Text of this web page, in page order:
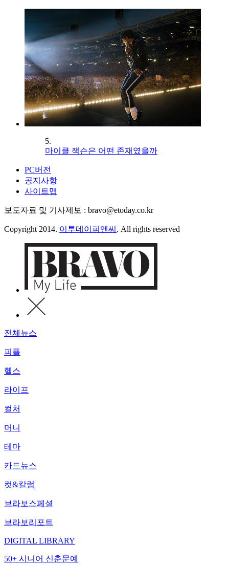
5.
마이클 잭슨은 어떤 존재였을까
PC버전
공지사항
사이트맵
보도자료 및 기사제보 : bravo@etoday.co.kr
Copyright 2014. 이투데이피엔씨 . All rights reserved
전체뉴스
피플
헬스
라이프
컬처
머니
테마
카드뉴스
컷&칼럼
브라보스페셜
브라보리포트
DIGITAL LIBRARY
50+ 시니어 신춘문예